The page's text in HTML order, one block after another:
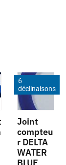
6
déclinaisons
Joint
compteu
r DELTA
WATER